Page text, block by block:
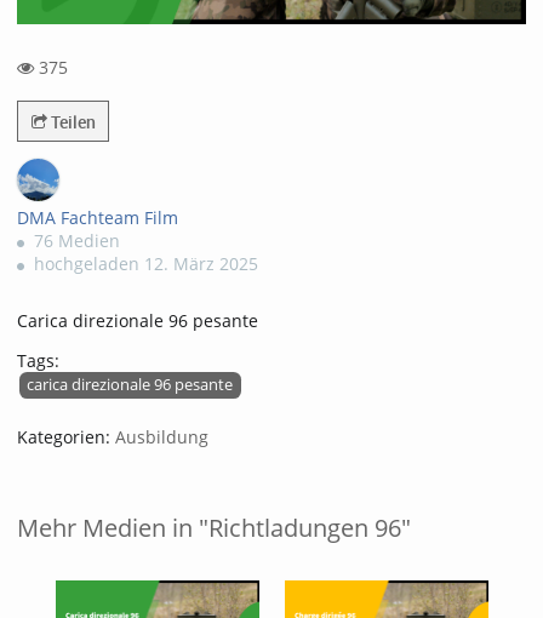
375
Teilen
DMA Fachteam Film
76 Medien
hochgeladen 12. März 2025
Carica direzionale 96 pesante
Tags:
carica direzionale 96 pesante
Kategorien: Ausbildung
Mehr Medien in "Richtladungen 96"